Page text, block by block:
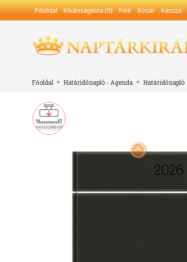
Főoldal Kívánságlista (0) Fiók Kosár Kassza
Főoldal Határidőnapló - Agenda Határidőnapló